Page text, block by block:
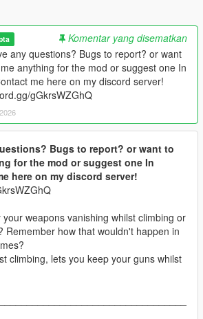
Komentar yang disematkan
any questions? Bugs to report? or want
anything for the mod or suggest one In
me here on my discord server!
gGkrsWZGhQ
Bugs to report? or want to
for the mod or suggest one In
here on my discord server!
weapons vanishing whilst climbing or
Remember how that wouldn't happen in
climbing, lets you keep your guns whilst